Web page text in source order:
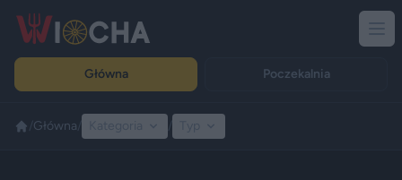
Główna Poczekalnia
Główna